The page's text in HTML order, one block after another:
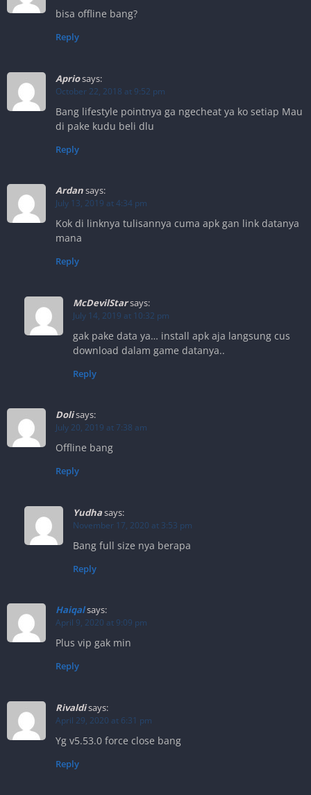
bisa offline bang?
Reply
Apriosays:
October 22, 2018 at 9:52 pm
Bang lifestyle pointnya ga ngecheat ya ko setiap Mau
di pake kudu beli dlu
Reply
Ardansays:
July 13, 2019 at 4:34 pm
Kok di linknya tulisannya cuma apk gan link datanya
mana
Reply
McDevilStarsays:
July 14, 2019 at 10:32 pm
gak pake data ya… install apk aja langsung cus
download dalam game datanya..
Reply
Dolisays:
July 20, 2019 at 7:38 am
Offline bang
Reply
Yudhasays:
November 17, 2020 at 3:53 pm
Bang full size nya berapa
Reply
Haiqalsays:
April 9, 2020 at 9:09 pm
Plus vip gak min
Reply
Rivaldisays:
April 29, 2020 at 6:31 pm
Yg v5.53.0 force close bang
Reply